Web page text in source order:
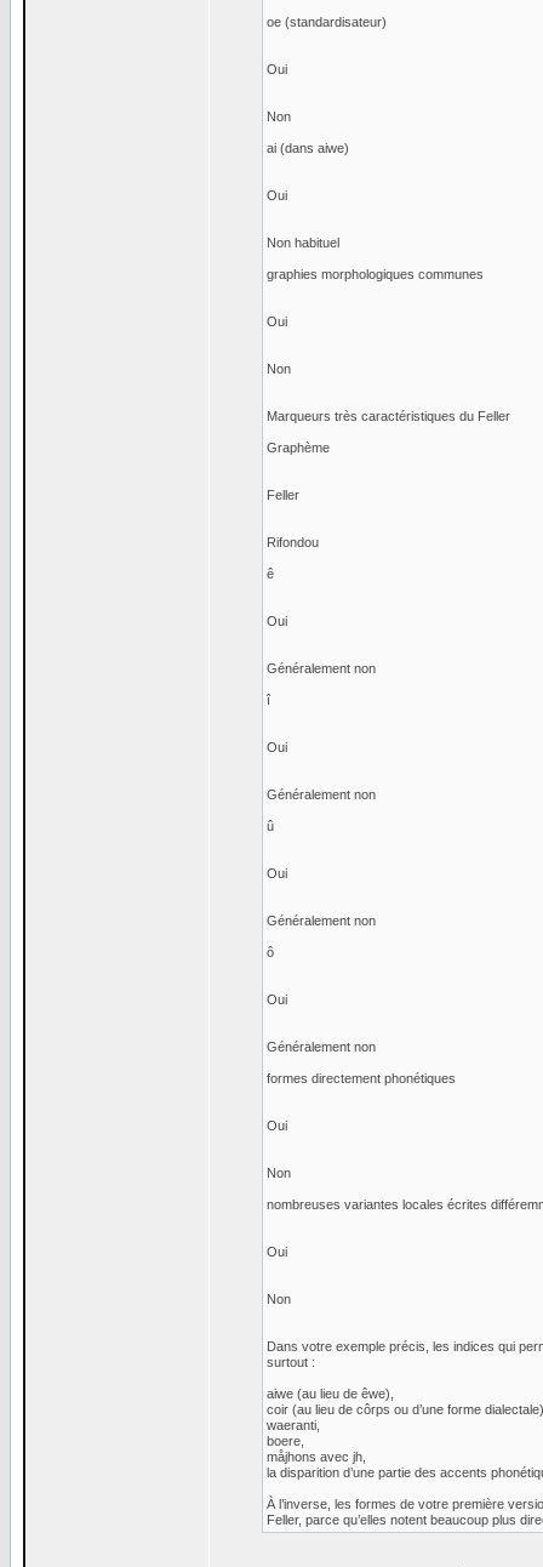
oe (standardisateur)
Oui
Non
ai (dans aiwe)
Oui
Non habituel
graphies morphologiques communes
Oui
Non
Marqueurs très caractéristiques du Feller
Graphème
Feller
Rifondou
ê
Oui
Généralement non
î
Oui
Généralement non
û
Oui
Généralement non
ô
Oui
Généralement non
formes directement phonétiques
Oui
Non
nombreuses variantes locales écrites
Oui
Non
Dans votre exemple précis, les indices qui
surtout :
aiwe (au lieu de êwe),
coir (au lieu de côrps ou d’une forme
waeranti,
boere,
måjhons avec jh,
la disparition d’une partie des accents
À l’inverse, les formes de votre première
Feller, parce qu’elles notent beaucoup plus